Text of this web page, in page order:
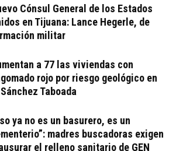
Cónsul General de los Estados
en Tijuana: Lance Hegerle, de
militar
a 77 las viviendas con
rojo por riesgo geológico en
Sánchez Taboada
ya no es un basurero, es un
madres buscadoras exigen
el relleno sanitario de GEN